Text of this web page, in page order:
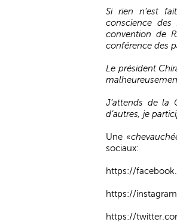
Si rien n’est
conscience
convention de
conférence des
Le président
J’attends de la
d’autres, je
Une «
sociaux:
https://
https://
https://